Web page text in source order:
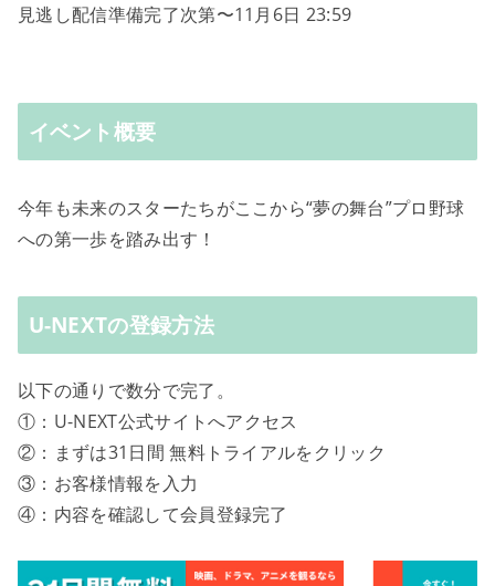
見逃し配信準備完了次第〜11月6日 23:59
イベント概要
今年も未来のスターたちがここから“夢の舞台”プロ野球
への第一歩を踏み出す！
U-NEXTの登録方法
以下の通りで数分で完了。
①：U-NEXT公式サイトへアクセス
②：まずは31日間 無料トライアルをクリック
③：お客様情報を入力
④：内容を確認して会員登録完了